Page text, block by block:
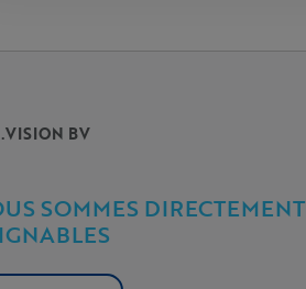
BV
SOMMES DIRECTEMENT